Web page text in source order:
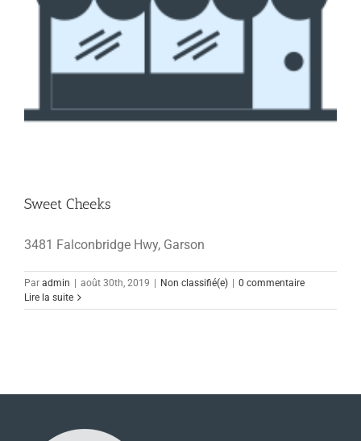
Sweet Cheeks
3481 Falconbridge Hwy, Garson
Par admin | août 30th, 2019 | Non classifié(e) | 0 commentaire
Lire la suite